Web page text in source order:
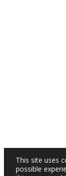
This site uses
possible